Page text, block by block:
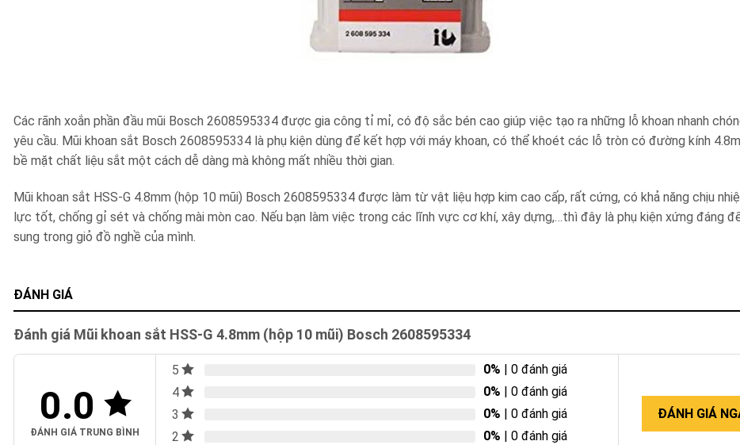
Các rãnh xoắn phần đầu mũi Bosch 2608595334 được gia công tỉ mỉ, có độ sắc bén cao giúp việc tạo ra những lỗ khoan nhanh
yêu cầu. Mũi khoan sắt Bosch 2608595334 là phụ kiện dùng để kết hợp với máy khoan, có thể khoét các lỗ tròn có đường kính
bề mặt chất liệu sắt một cách dễ dàng mà không mất nhiều thời gian.
Mũi khoan sắt HSS-G 4.8mm (hộp 10 mũi) Bosch 2608595334 được làm từ vật liệu hợp kim cao cấp, rất cứng, có khả năng chịu
lực tốt, chống gỉ sét và chống mài mòn cao. Nếu bạn làm việc trong các lĩnh vực cơ khí, xây dựng,…thì đây là phụ kiện xứng đáng
sung trong giỏ đồ nghề của mình.
ĐÁNH GIÁ
Đánh giá Mũi khoan sắt HSS-G 4.8mm (hộp 10 mũi) Bosch 2608595334
0.0
ĐÁNH GIÁ TRUNG BÌNH
5 0% | 0 đánh giá
4
0% | 0 đánh giá
3
0% | 0 đánh giá
2
0% | 0 đánh giá
ĐÁNH GIÁ